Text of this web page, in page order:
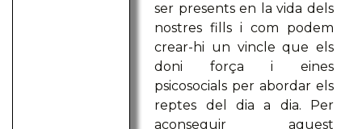
ser presents en la vida dels
nostres fills i com podem
crear-hi un vincle que els
doni força i eines
psicosocials per abordar els
reptes del dia a dia. Per
aconseguir aquest